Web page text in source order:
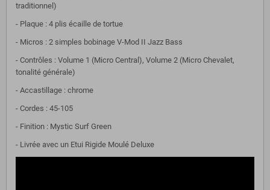
traditionnel)
- Plaque : 4 plis écaille de tortue
- Micros : 2 simples bobinage V-Mod II Jazz Bass
- Contrôles : Volume 1 (Micro Central), Volume 2 (Micro Chevalet,
tonalité générale)
- Accastillage : chrome
- Cordes : 45-105
- Finition : Mystic Surf Green
- Livrée avec un Etui Rigide Moulé Deluxe